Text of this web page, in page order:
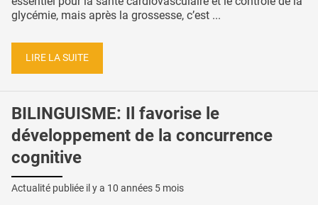
glycémie, mais après la grossesse, c’est ...
LIRE LA SUITE
BILINGUISME: Il favorise le
développement de la concurrence
cognitive
Actualité publiée il y a 10 années 5 mois